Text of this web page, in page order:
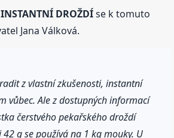
INSTANTNÍ DROŽDÍse k tomuto
Jana Válková.
z vlastní zkušenosti, instantní
vůbec. Ale z dostupných informací
čerstvého pekařského droždí
g se používá na 1 kg mouky. U